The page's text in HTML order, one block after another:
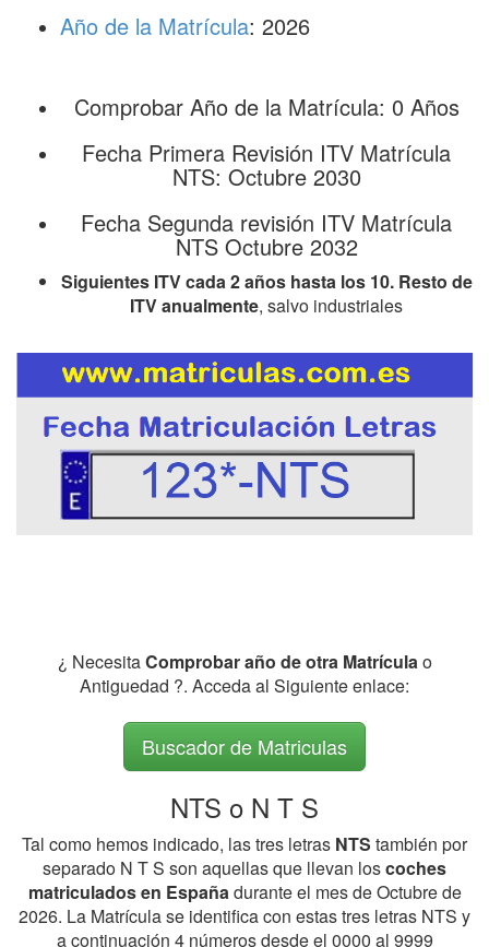
Año de la Matrícula: 2026
Comprobar Año de la Matrícula: 0 Años
Fecha Primera Revisión ITV Matrícula
NTS: Octubre 2030
Fecha Segunda revisión ITV Matrícula
NTS Octubre 2032
Siguientes ITV cada 2 años hasta los 10. Resto de
ITV anualmente, salvo industriales
¿ NecesitaComprobar año de otra Matrículao
Antiguedad ?. Acceda al Siguiente enlace:
Buscador de Matriculas
NTS o N T S
Tal como hemos indicado, las tres letras NTS también por
separado N T S son aquellas que llevan loscoches
matriculados en Españadurante el mes de Octubre de
2026. La Matrícula se identifica con estas tres letras NTS y
a continuación 4 números desde el 0000 al 9999